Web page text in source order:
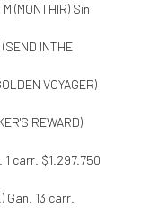
M (MONTHIR) Sin
(SEND INTHE
VOYAGER)
REWARD)
1 carr. $1.297.750
Gan. 13 carr.